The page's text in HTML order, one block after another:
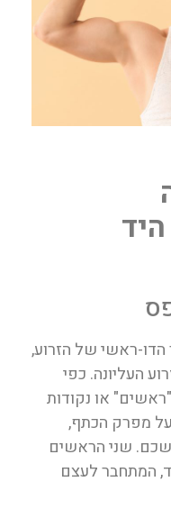
ראשי של הזרוע,
העליונה. כפי
או נקודות
מפרק הכתף,
שני הראשים
המתחבר לעצם